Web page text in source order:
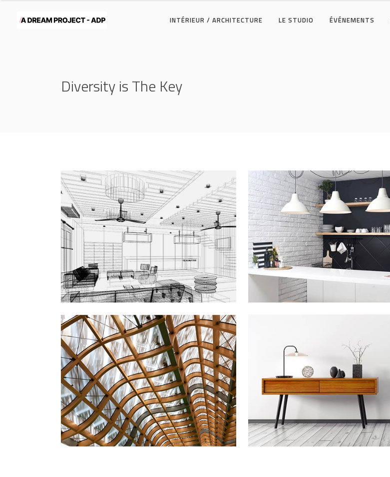
INTÉRIEUR / ARCHITECTURE LE STUDIO ÉVÉNEMENTS
Diversity is The Key